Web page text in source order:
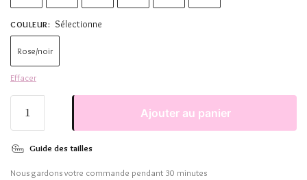
COULEUR: Sélectionne
Rose/noir
Effacer
Ajouter au panier
Guide des tailles
Nous gardons votre commande pendant 30 minutes